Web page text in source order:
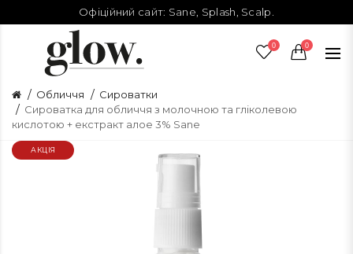
Офіційний сайт: Sane Splash Scalp
0 0
Обличчя
Сироватки
Сироватка для обличчя з молочною та гліколевою
кислотою + екстракт алое 3% Sane
АКЦІЯ